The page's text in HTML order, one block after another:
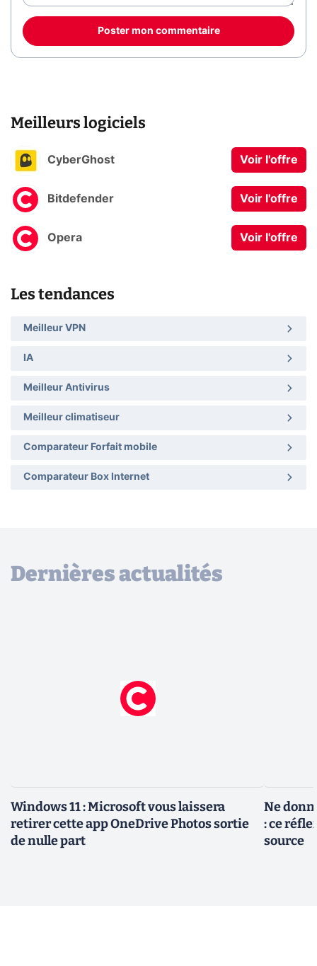
Poster mon commentaire
Meilleurs logiciels
CyberGhost Voir l'offre
Bitdefender Voir l'offre
Opera Voir l'offre
Les tendances
Meilleur VPN
IA
Meilleur Antivirus
Meilleur climatiseur
Comparateur Forfait mobile
Comparateur Box Internet
Dernières actualités
Windows 11 : Microsoft vous laissera
retirer cette app OneDrive Photos sortie
de nulle part
Ne
: ce
source